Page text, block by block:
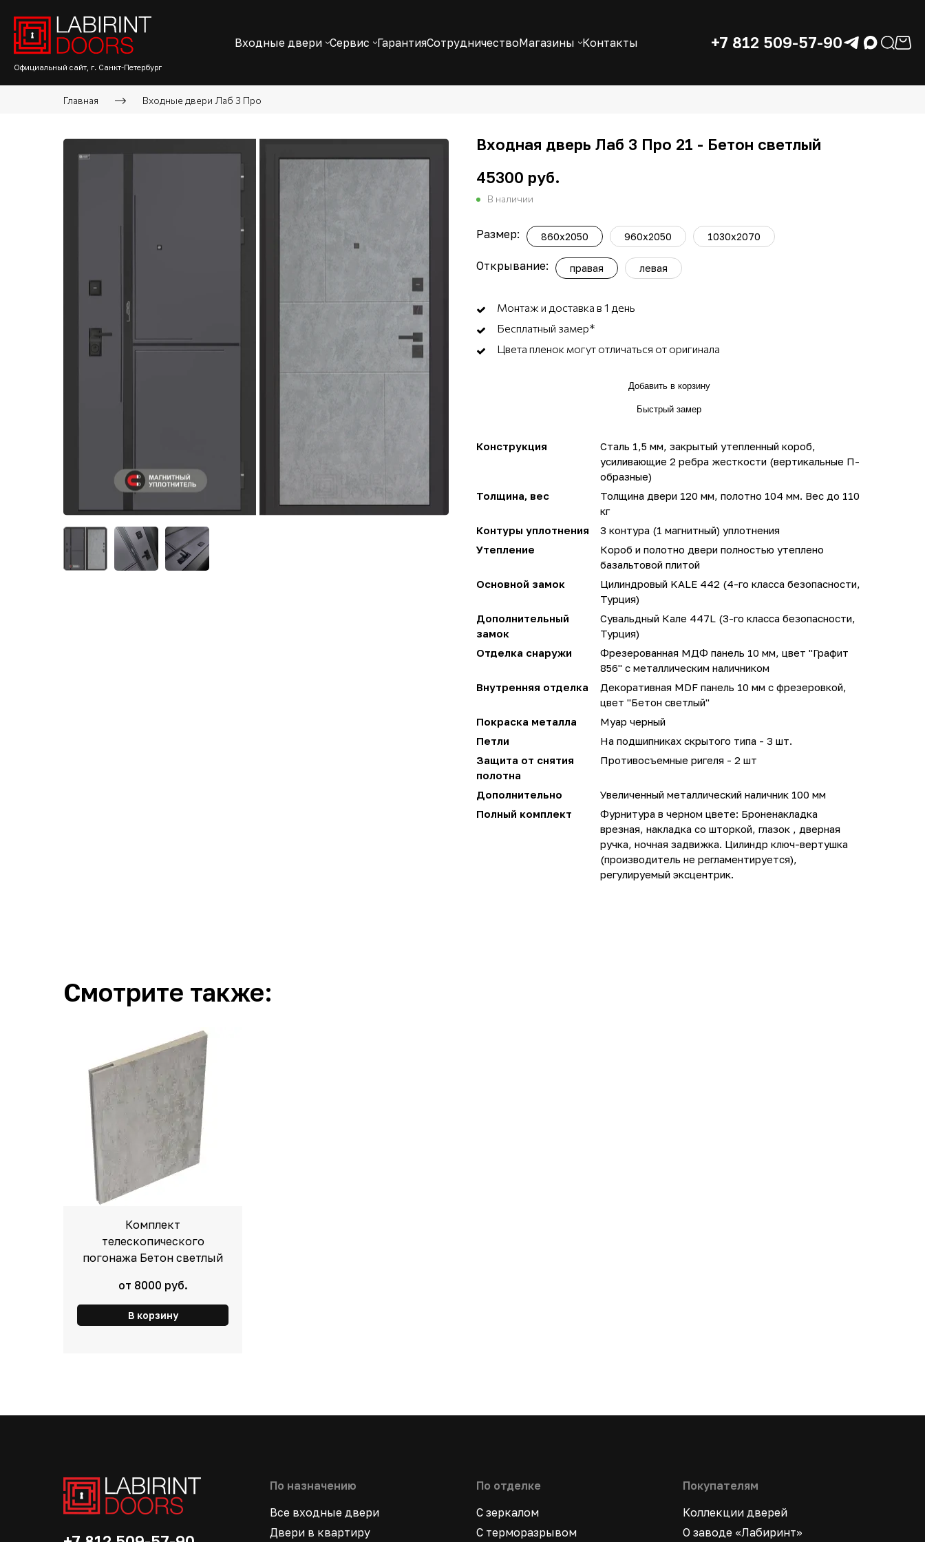
Официальный сайт, г. Санкт-Петербург
Входные двери Сервис ГарантияСотрудничествоМагазины Контакты +7 812 509-57-90
Главная Входные двери Лаб 3 Про
Входная дверь Лаб 3 Про 21 - Бетон светлый
45300 руб.
В наличии
Размер: 860х2050 960х2050 1030х2070
Открывание: правая левая
Монтаж и доставка в 1 день
Бесплатный замер*
Цвета пленок могут отличаться от оригинала
Добавить в корзину
Быстрый замер
Конструкция
Сталь 1,5 мм, закрытый утепленный короб,
усиливающие 2 ребра жесткости (вертикальные П-
образные)
Толщина, вес
Толщина двери 120 мм, полотно 104 мм. Вес до 110
кг
Контуры уплотнения
3 контура (1 магнитный) уплотнения
Утепление
Короб и полотно двери полностью утеплено
базальтовой плитой
Основной замок
Цилиндровый KALE 442 (4-го класса безопасности,
Турция)
Дополнительный
замок
Сувальдный Кале 447L (3-го класса безопасности,
Турция)
Отделка снаружи
Фрезерованная МДФ панель 10 мм, цвет "Графит
856" с металлическим наличником
Внутренняя отделка
Декоративная MDF панель 10 мм с фрезеровкой,
цвет "Бетон светлый"
Покраска металла
Муар черный
Петли
На подшипниках скрытого типа - 3 шт.
Защита от снятия
полотна
Противосъемные ригеля - 2 шт
Дополнительно
Увеличенный металлический наличник 100 мм
Полный комплект
Фурнитура в черном цвете: Броненакладка
врезная, накладка со шторкой, глазок , дверная
ручка, ночная задвижка. Цилиндр ключ-вертушка
(производитель не регламентируется),
регулируемый эксцентрик.
Смотрите также:
Комплект
телескопического
погонажа Бетон светлый
от 8000 руб.
В корзину
По назначению
Все входные двери
Двери в квартиру
По отделке
С зеркалом
С терморазрывом
Покупателям
Коллекции дверей
О заводе «Лабиринт»